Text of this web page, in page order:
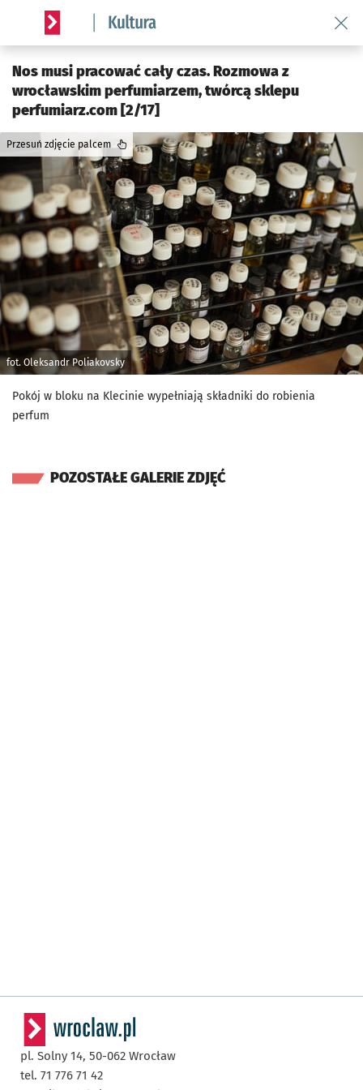
Serwis informacyjny wroclaw.pl podserwis: Kultura
Nos musi pracować cały czas. Rozmowa z
wrocławskim perfumiarzem, twórcą sklepu
perfumiarz.com [2/17]
fot. Oleksandr Poliakovsky
Przesuń zdjęcie palcem
Pokój w bloku na Klecinie wypełniają składniki do robienia
perfum
POZOSTAŁE GALERIE ZDJĘĆ
pl. Solny 14, 50-062 Wrocław
tel. 71 776 71 42